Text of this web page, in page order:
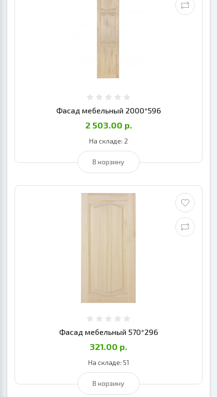
Фасад мебельный 2000*596
2 503.00 р.
На складе: 2
В корзину
Фасад мебельный 570*296
321.00 р.
На складе: 51
В корзину